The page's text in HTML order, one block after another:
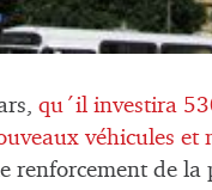
qu´il investira
véhicules et
renforcement de la